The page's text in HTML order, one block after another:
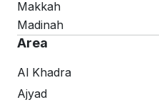
Makkah
Madinah
Area
Al Khadra
Ajyad